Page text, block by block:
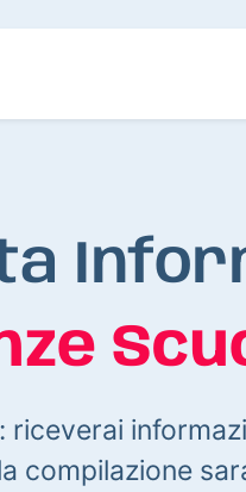
riceverai
compilazione